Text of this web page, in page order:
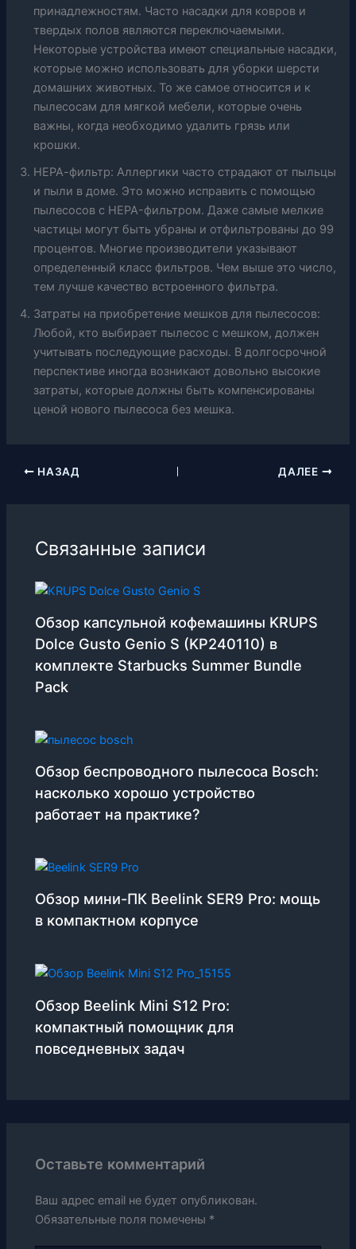
принадлежностям. Часто насадки для ковров и
твердых полов являются переключаемыми.
Некоторые устройства имеют специальные насадки,
которые можно использовать для уборки шерсти
домашних животных. То же самое относится и к
пылесосам для мягкой мебели, которые очень
важны, когда необходимо удалить грязь или
крошки.
НЕРА-фильтр: Аллергики часто страдают от пыльцы
и пыли в доме. Это можно исправить с помощью
пылесосов с HEPA-фильтром. Даже самые мелкие
частицы могут быть убраны и отфильтрованы до 99
процентов. Многие производители указывают
определенный класс фильтров. Чем выше это число,
тем лучше качество встроенного фильтра.
Затраты на приобретение мешков для пылесосов:
Любой, кто выбирает пылесос с мешком, должен
учитывать последующие расходы. В долгосрочной
перспективе иногда возникают довольно высокие
затраты, которые должны быть компенсированы
ценой нового пылесоса без мешка.
НАЗАД ДАЛЕЕ
Связанные записи
Обзор капсульной кофемашины KRUPS
Dolce Gusto Genio S (KP240110) в
комплекте Starbucks Summer Bundle
Pack
Обзор беспроводного пылесоса Bosch:
насколько хорошо устройство
работает на практике?
Обзор мини-ПК Beelink SER9 Pro: мощь
в компактном корпусе
Обзор Beelink Mini S12 Pro:
компактный помощник для
повседневных задач
Оставьте комментарий
Ваш адрес email не будет опубликован.
Обязательные поля помечены *